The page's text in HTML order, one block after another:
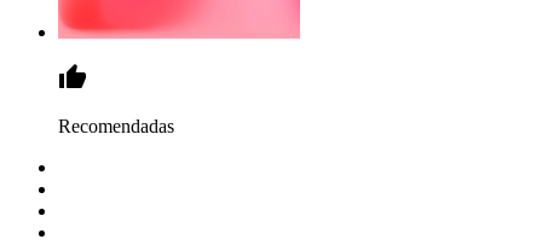
Recomendadas